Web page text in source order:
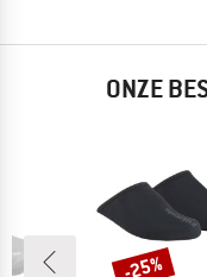
ONZE
Korting
-25%